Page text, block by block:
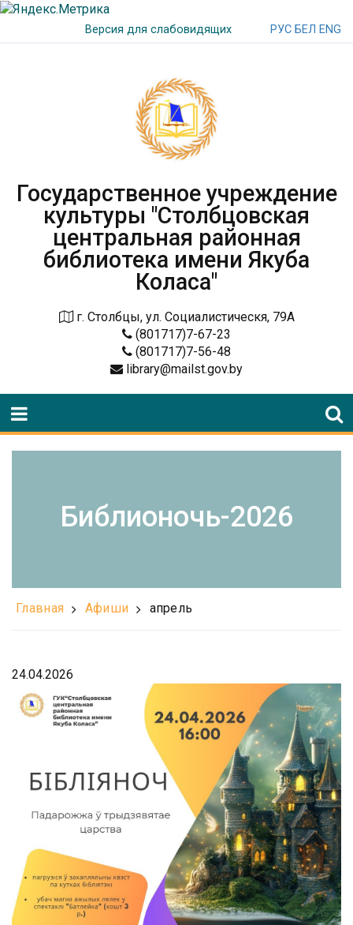
Версия для слабовидящих РУС БЕЛ ENG
Государственное учреждение
культуры "Столбцовская
центральная районная
библиотека имени Якуба
Коласа"
г. Столбцы, ул. Социалистическя, 79А
(801717)7-67-23
(801717)7-56-48
library@mailst.gov.by
Библионочь-2026
Главная Афиши апрель
24.04.2026